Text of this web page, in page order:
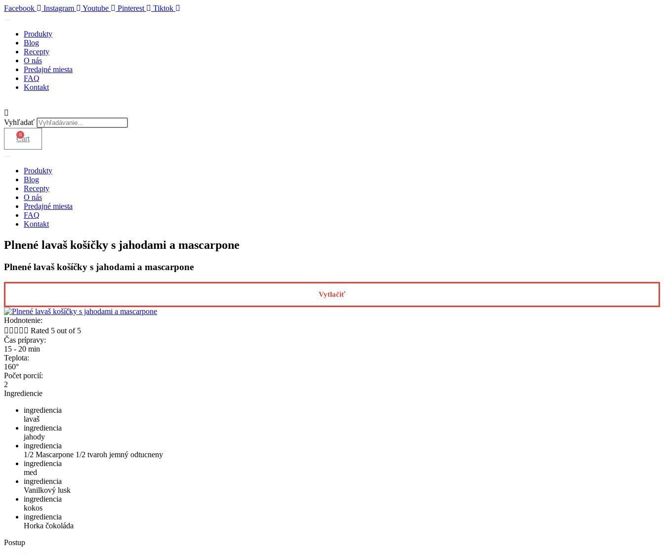
Skip
Facebook Instagram Youtube Pinterest Tiktok
Produkty
Blog
Recepty
O nás
Predajné miesta
FAQ
Kontakt
Vyhľadať
0
Cart
Produkty
Blog
Recepty
O nás
Predajné miesta
FAQ
Kontakt
Plnené lavaš košíčky s jahodami a mascarpone
Plnené lavaš košíčky s jahodami a mascarpone
Vytlačiť
Hodnotenie:
     Rated 5 out of 5
Čas prípravy:
15 - 20 min
Teplota:
160°
Počet porcií:
2
Ingrediencie
ingrediencia
lavaš
ingrediencia
jahody
ingrediencia
1/2 Mascarpone 1/2 tvaroh jemný odtucneny
ingrediencia
med
ingrediencia
Vanilkový lusk
ingrediencia
kokos
ingrediencia
Horka čokoláda
Postup